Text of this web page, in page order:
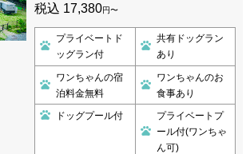
税込 17,380円〜
プライベートド
ッグラン付
共有ドッグラン
あり
ワンちゃんの宿
泊料金無料
ワンちゃんのお
食事あり
ドッグプール付
プライベートプ
ール付(ワンちゃ
ん可)